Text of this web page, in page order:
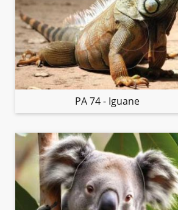
PA 74 - Iguane